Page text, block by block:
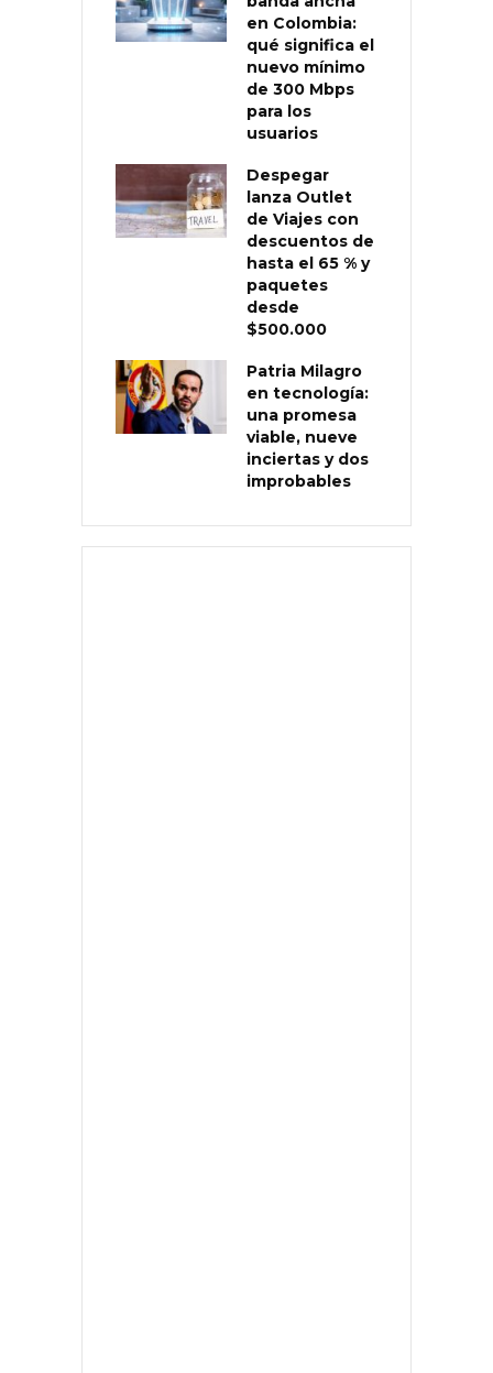
en Colombia:
qué significa el
nuevo mínimo
de 300 Mbps
para los
usuarios
Despegar
lanza Outlet
de Viajes con
descuentos de
hasta el 65 % y
paquetes
desde
$500.000
Patria Milagro
en tecnología:
una promesa
viable, nueve
inciertas y dos
improbables